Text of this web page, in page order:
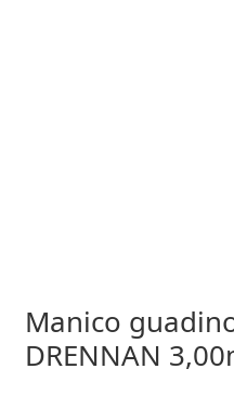
Manico
DRENNAN